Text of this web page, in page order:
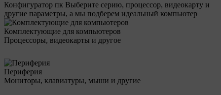
Конфигуратор пк Выберите серию, процессор, видеокарту и
другие параметры, а мы подберем идеальный компьютер
Комплектующие для компьютеров
Процессоры, видеокарты и другое
Периферия
Мониторы, клавиатуры, мыши и другие